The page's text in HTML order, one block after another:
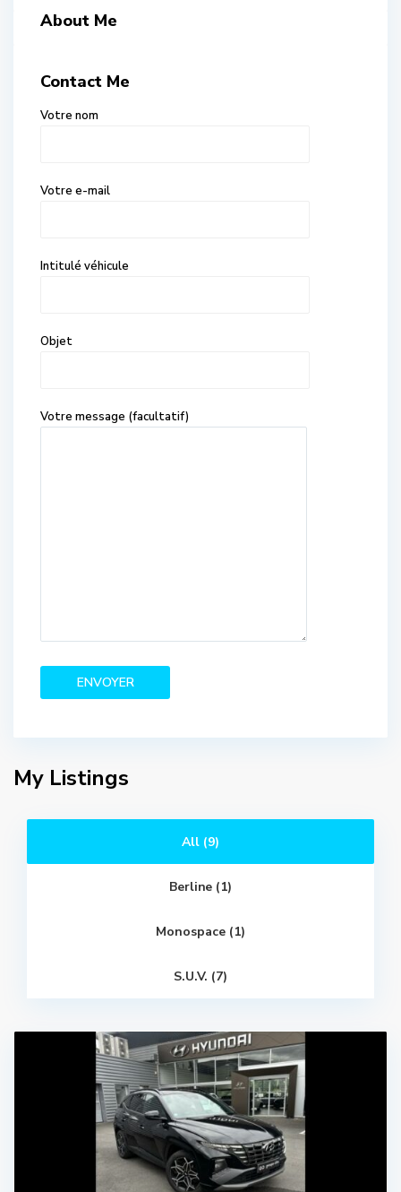
About Me
Contact Me
Votre nom
Votre e-mail
Intitulé véhicule
Objet
Votre message (facultatif)
My Listings
All (9)
Berline (1)
Monospace (1)
S.U.V. (7)